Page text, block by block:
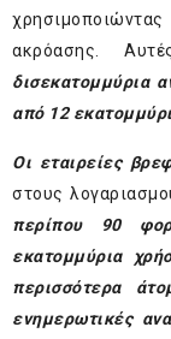
ακρόασης.
δισεκατομμύρια
από 12
Οι εταιρείες
στους
περίπου 90
εκατομμύρια
περισσότερα
ενημερωτικές